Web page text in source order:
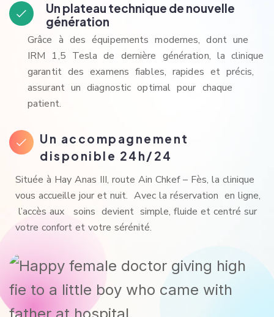
Un plateau technique de nouvelle
génération
Grâce à des équipements modernes, dont une
IRM 1,5 Tesla de dernière génération, la clinique
garantit des examens fiables, rapides et précis,
assurant un diagnostic optimal pour chaque
patient.
Un accompagnement
disponible 24h/24
Située à Hay Anas III, route Ain Chkef – Fès, la clinique
vous accueille jour et nuit. Avec la réservation en ligne,
l’accès aux soins devient simple, fluide et centré sur
votre confort et votre sérénité.